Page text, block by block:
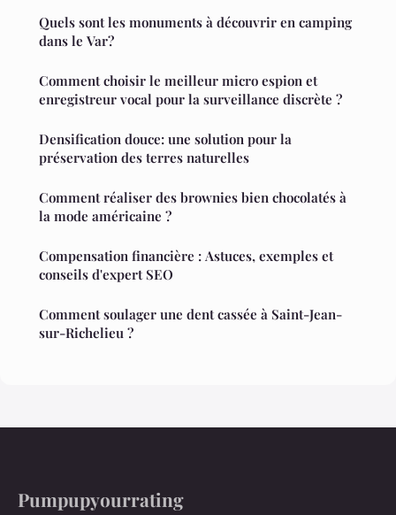
Quels sont les monuments à découvrir en camping
dans le Var?
Comment choisir le meilleur micro espion et
enregistreur vocal pour la surveillance discrète ?
Densification douce: une solution pour la
préservation des terres naturelles
Comment réaliser des brownies bien chocolatés à
la mode américaine ?
Compensation financière : Astuces, exemples et
conseils d'expert SEO
Comment soulager une dent cassée à Saint-Jean-
sur-Richelieu ?
Pumpupyourrating